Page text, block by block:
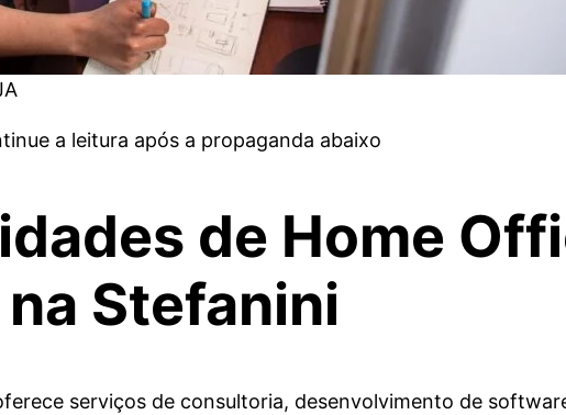
a leitura após a propaganda abaixo
de Home
Stefanini
serviços de consultoria, desenvolvimento de